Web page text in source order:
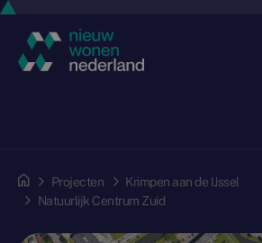
Projecten
Krimpen aan de IJssel
Natuurlijk Centrum Zuid